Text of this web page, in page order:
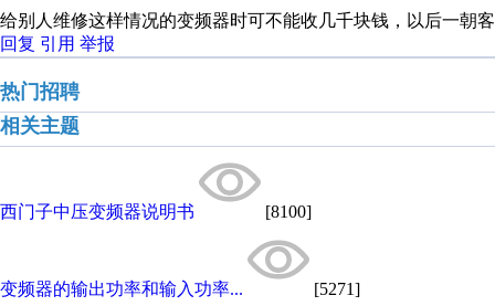
给别人维修这样情况的变频器时可不能收几千块钱，以后一朝
回复 引用 举报
热门招聘
相关主题
西门子中压变频器说明书 [8100]
变频器的输出功率和输入功率... [5271]